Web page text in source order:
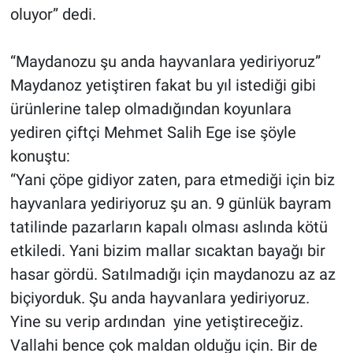
oluyor” dedi.
“Maydanozu şu anda hayvanlara yediriyoruz”
Maydanoz yetiştiren fakat bu yıl istediği gibi
ürünlerine talep olmadığından koyunlara
yediren çiftçi Mehmet Salih Ege ise şöyle
konuştu:
“Yani çöpe gidiyor zaten, para etmediği için biz
hayvanlara yediriyoruz şu an. 9 günlük bayram
tatilinde pazarların kapalı olması aslında kötü
etkiledi. Yani bizim mallar sıcaktan bayağı bir
hasar gördü. Satılmadığı için maydanozu az az
biçiyorduk. Şu anda hayvanlara yediriyoruz.
Yine su verip ardından yine yetiştireceğiz.
Vallahi bence çok maldan olduğu için. Bir de